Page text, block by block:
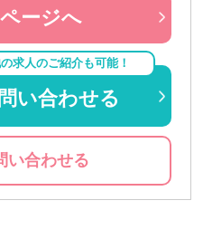
ージへ
求人のご紹介も可能！
い合わせる
い合わせる